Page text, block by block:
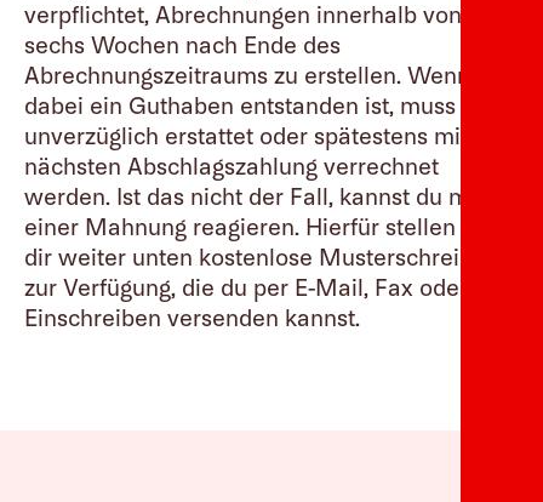
verpflichtet, Abrechnungen innerhalb von
sechs Wochen nach Ende des
Abrechnungszeitraums zu erstellen. Wenn
dabei ein Guthaben entstanden ist, muss es
unverzüglich erstattet oder spätestens mit der
nächsten Abschlagszahlung verrechnet
werden. Ist das nicht der Fall, kannst du mit
einer Mahnung reagieren. Hierfür stellen wir
dir weiter unten kostenlose Musterschreiben
zur Verfügung, die du per E-Mail, Fax oder
Einschreiben versenden kannst.